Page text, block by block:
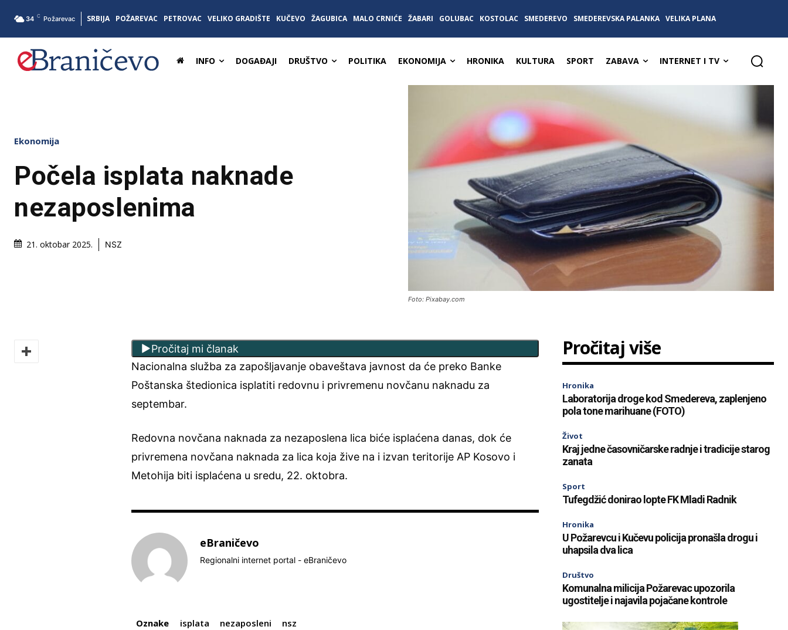
34 C Požarevac SRBIJA POŽAREVAC PETROVAC VELIKO GRADIŠTE KUČEVO ŽAGUBICA MALO CRNIĆE ŽABARI GOLUBAC KOSTOLAC SMEDEREVO SMEDEREVSKA PALANKA VELIKA PLANA
INFO DOGAĐAJI DRUŠTVO POLITIKA EKONOMIJA HRONIKA KULTURA SPORT ZABAVA INTERNET I TV
Ekonomija
Počela isplata naknade
nezaposlenima
21. oktobar 2025. NSZ
Foto: Pixabay.com
Pročitaj mi članak
Nacionalna služba za zapošljavanje obaveštava javnost da će preko Banke
Poštanska štedionica isplatiti redovnu i privremenu novčanu naknadu za
septembar.
Redovna novčana naknada za nezaposlena lica biće isplaćena danas, dok će
privremena novčana naknada za lica koja žive na i izvan teritorije AP Kosovo i
Metohija biti isplaćena u sredu, 22. oktobra.
eBraničevo
Regionalni internet portal - eBraničevo
Oznake isplata nezaposleni nsz
Pročitaj više
Hronika
Laboratorija droge kod Smedereva, zaplenjeno
pola tone marihuane (FOTO)
Život
Kraj jedne časovničarske radnje i tradicije starog
zanata
Sport
Tufegdžić donirao lopte FK Mladi Radnik
Hronika
U Požarevcu i Kučevu policija pronašla drogu i
uhapsila dva lica
Društvo
Komunalna milicija Požarevac upozorila
ugostitelje i najavila pojačane kontrole